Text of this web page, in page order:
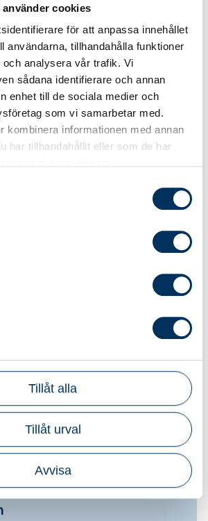
cookies
för att anpassa innehållet
användarna, tillhandahålla funktioner
analysera vår trafik. Vi
sådana identifierare och annan
enhet till de sociala medier och
som vi samarbetar med.
kombinera informationen med annan
har tillhandahållit eller som de har
Tillåt alla
Tillåt urval
Avvisa
nyckeltal för att sätta upp
utveckling
begreppet hållbarhet
social och miljömässig
kontra
och tillgänglighet
bestämmer du själv!
Du kan välja att genomföra
– och när det passar dig,
du repetera så mycket du vill
generera aktualitetstimmar
inom
(sex månader).